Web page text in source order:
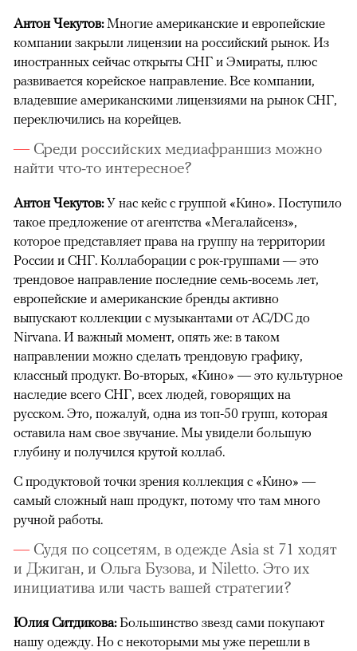
Антон Чекутов: Многие американские и европейские
компании закрыли лицензии на российский рынок. Из
иностранных сейчас открыты СНГ и Эмираты, плюс
развивается корейское направление. Все компании,
владевшие американскими лицензиями на рынок СНГ,
переключились на корейцев.
Среди российских медиафраншиз можно
найти что-то интересное?
Антон Чекутов:У нас кейс с группой «Кино». Поступило
такое предложение от агентства «Мегалайсенз»,
которое представляет права на группу на территории
России и СНГ. Коллаборации с рок-группами — это
трендовое направление последние семь-восемь лет,
европейские и американские бренды активно
выпускают коллекции с музыкантами от AC/DC до
Nirvana. И важный момент, опять же: в таком
направлении можно сделать трендовую графику,
классный продукт. Во-вторых, «Кино» — это культурное
наследие всего СНГ, всех людей, говорящих на
русском. Это, пожалуй, одна из топ-50 групп, которая
оставила нам свое звучание. Мы увидели большую
глубину и получился крутой коллаб.
С продуктовой точки зрения коллекция с «Кино» —
самый сложный наш продукт, потому что там много
ручной работы.
Судя по соцсетям, в одежде Asia st 71 ходят
и Джиган, и Ольга Бузова, и Niletto. Это их
инициатива или часть вашей стратегии?
Юлия Ситдикова:Большинство звезд сами покупают
нашу одежду. Но с некоторыми мы уже перешли в